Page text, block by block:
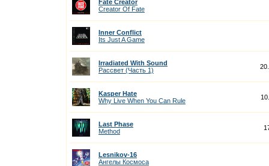
Fate Creator
Creator Of Fate
Inner Conflict
Its Just A Game
Irradiated With Sound
Рассвет (Часть 1)
Kasper Hate
Why Live When You Can Rule
Last Phase
Method
Lesnikov-16
Ангелы Космоса